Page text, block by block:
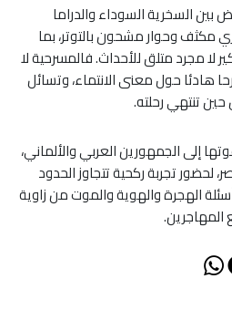
السخرية السوداء والدراما
مكثف وحوار مشحون بالتوتر، بما
لا مجرد متلق للأحداث. فالمسرحية لا
هادئا حول معنى الانتماء، وتسائل
حين تنتهي رحلته.
إلى الجمهورين العربي والألماني،
لحضور تجربة ركحية تتجاوز الحدود
الهجرة والهوية والموت من زاوية